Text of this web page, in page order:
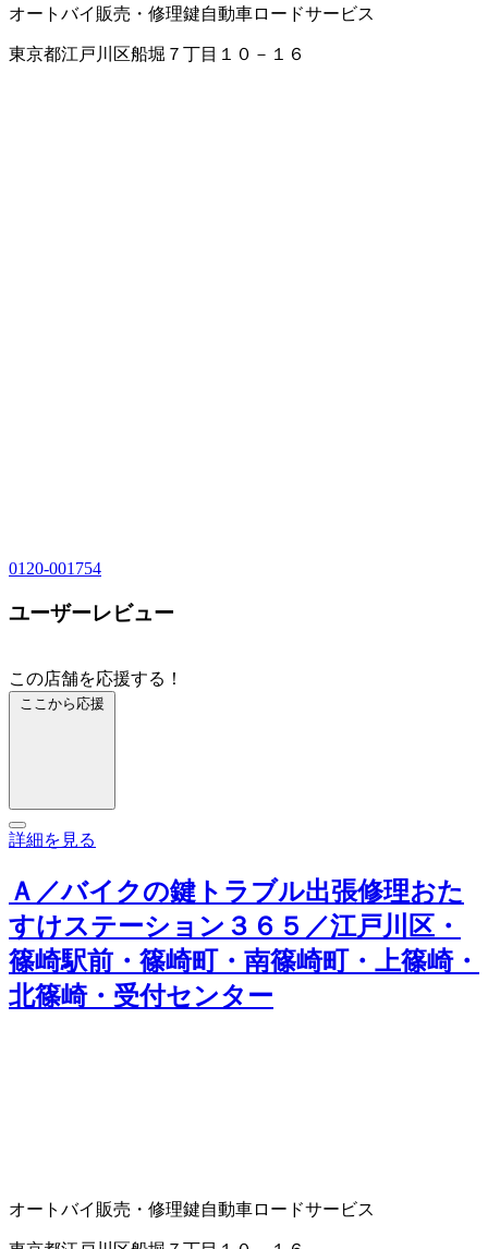
オートバイ販売・修理鍵自動車ロードサービス
東京都江戸川区船堀７丁目１０－１６
0120-001754
ユーザーレビュー
この店舗を応援する！
ここから応援
詳細を見る
Ａ／バイクの鍵トラブル出張修理おた
すけステーション３６５／江戸川区・
篠崎駅前・篠崎町・南篠崎町・上篠崎・
北篠崎・受付センター
オートバイ販売・修理鍵自動車ロードサービス